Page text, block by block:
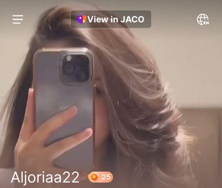
View in JACO
Aljoriaa22